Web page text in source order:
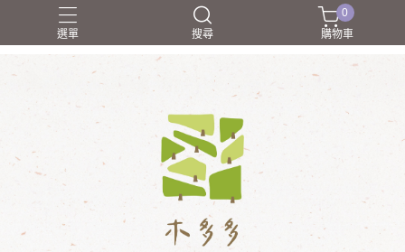
選單 搜尋
合作廠商介紹 職人介紹 送朋友
0
購物車